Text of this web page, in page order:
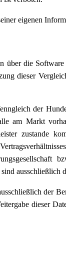
eigenen
über die
dieser
der
am Markt
zustande
ausschließlich
der
dieser